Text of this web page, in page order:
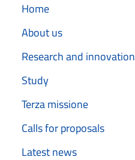
Home
About us
Research and innovation
Study
Terza missione
Calls for proposals
Latest news